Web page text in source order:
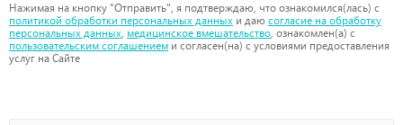
Нажимая на кнопку "Отправить", я подтверждаю, что ознакомился(лась) с
политикой обработки персональных данных и даю согласие на обработку
персональных данных, медицинское вмешательство, ознакомлен(а) с
пользовательским соглашением и согласен(на) с условиями предоставления
услуг на Сайте